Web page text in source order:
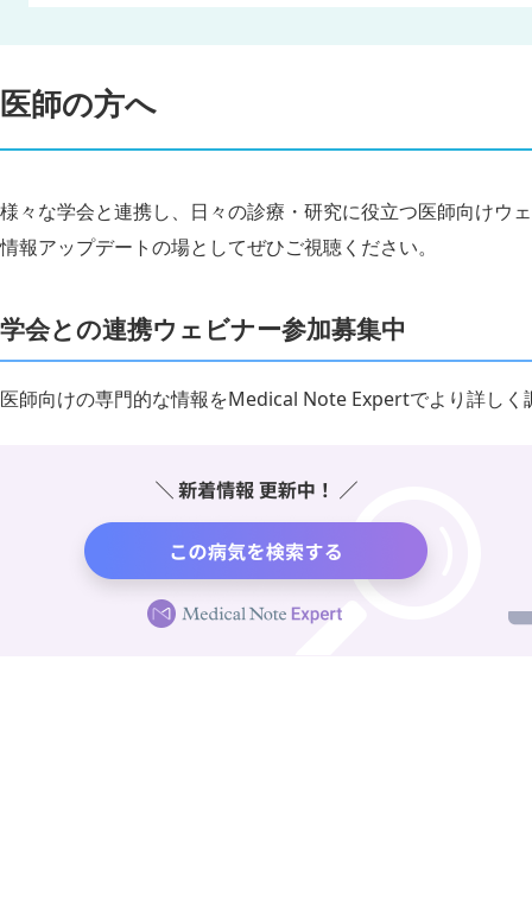
医師の方へ
様々な学会と連携し、日々の診療・研究に役立つ医師向けウ
情報アップデートの場としてぜひご視聴ください。
学会との連携ウェビナー参加募集中
医師向けの専門的な情報をMedical Note Expertでより詳しく